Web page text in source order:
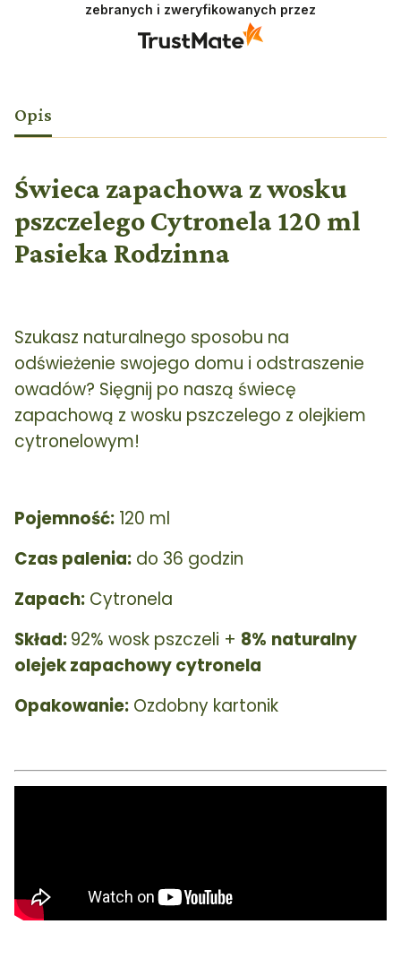
zebranych i zweryfikowanych przez
Opis
Świeca zapachowa z wosku
pszczelego Cytronela 120 ml
Pasieka Rodzinna
Szukasz naturalnego sposobu na
odświeżenie swojego domu i odstraszenie
owadów? Sięgnij po naszą świecę
zapachową z wosku pszczelego z olejkiem
cytronelowym!
Pojemność: 120 ml
Czas palenia: do 36 godzin
Zapach: Cytronela
Skład:92% wosk pszczeli + 8% naturalny
olejek zapachowy cytronela
Opakowanie: Ozdobny kartonik